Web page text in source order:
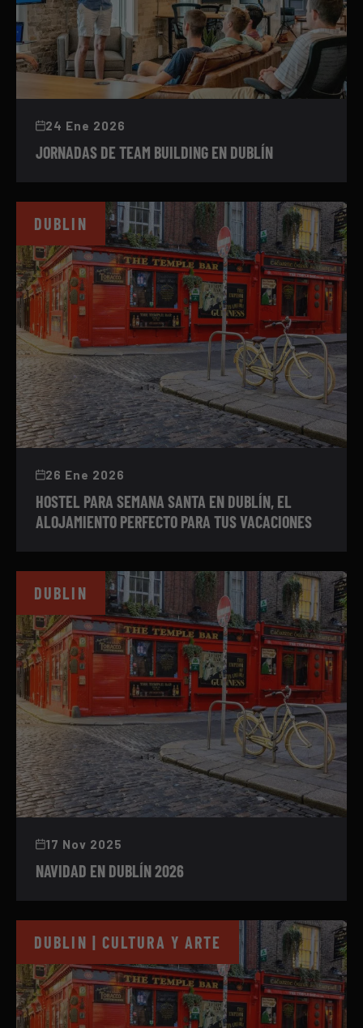
24 Ene 2026
JORNADAS DE TEAM BUILDING EN DUBLÍN
DUBLIN
26 Ene 2026
HOSTEL PARA SEMANA SANTA EN DUBLÍN, EL
ALOJAMIENTO PERFECTO PARA TUS VACACIONES
DUBLIN
17 Nov 2025
NAVIDAD EN DUBLÍN 2026
DUBLIN | CULTURA Y ARTE